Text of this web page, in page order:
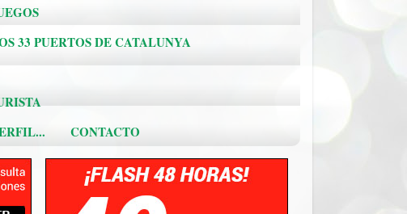
33 PUERTOS DE CATALUNYA
CONTACTO